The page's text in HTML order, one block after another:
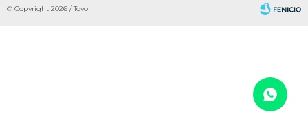
© Copyright 2026 / Toyo
Fenicio